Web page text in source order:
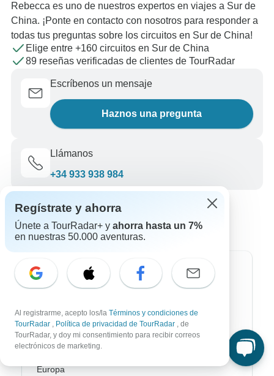
Rebecca es uno de nuestros expertos en viajes a Sur de
China. ¡Ponte en contacto con nosotros para responder a
todas tus preguntas sobre los circuitos en Sur de China!
Elige entre +160 circuitos en Sur de China
89 reseñas verificadas de clientes de TourRadar
Escríbenos un mensaje
Haznos una pregunta
Llámanos
+34 933 938 984
Destinos más populares
Asia
Australia / Oceanía
Europa
Regístrate y ahorra
Únete a TourRadar+ y ahorra hasta un 7%
en nuestras 50.000 aventuras.
Al registrarme, acepto los/la Términos y condiciones de
TourRadar , Política de privacidad de TourRadar , de
TourRadar, y doy mi consentimiento para recibir correos
electrónicos de marketing.